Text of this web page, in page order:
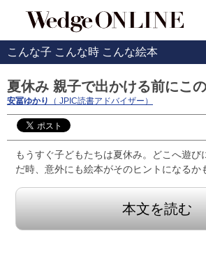
こんな子 こんな時 こんな絵本
夏休み 親子で出かける前にこ
安冨ゆかり （ JPIC読書アドバイザー）
もうすぐ子どもたちは夏休み。どこへ遊
だ時、意外にも絵本がそのヒントになるか
本文を読む